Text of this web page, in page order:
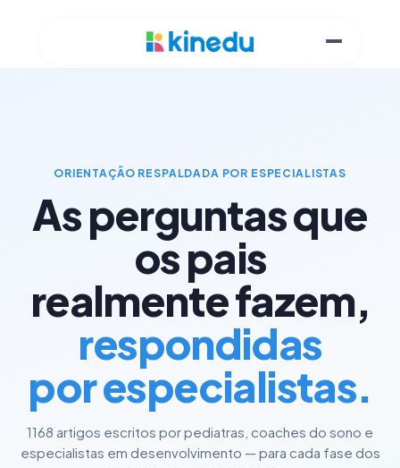
ORIENTAÇÃO RESPALDADA POR ESPECIALISTAS
As perguntas que
os pais
realmente fazem,
respondidas
por especialistas.
1168 artigos escritos por pediatras, coaches do sono e
especialistas em desenvolvimento — para cada fase dos